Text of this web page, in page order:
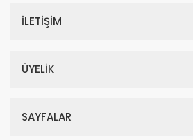
İLETİŞİM
ÜYELİK
SAYFALAR